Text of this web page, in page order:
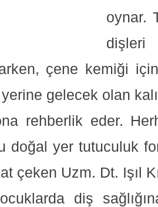
oynar.
dişleri
çene kemiği
gelecek olan
rehberlik eder.
doğal yer tutuculuk
çeken Uzm. Dt. Işıl
diş